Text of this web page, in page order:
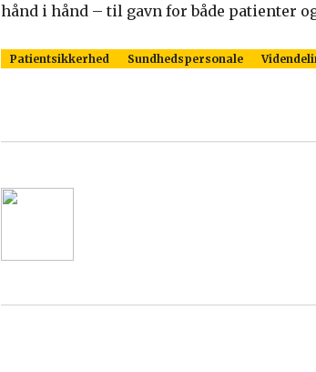
hånd i hånd – til gavn for både patienter
Patientsikkerhed Sundhedspersonale